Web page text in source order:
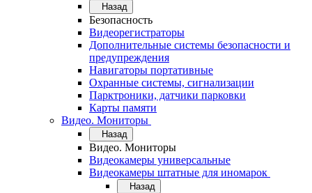
Назад
Безопасность
Видеорегистраторы
Дополнительные системы безопасности и
предупреждения
Навигаторы портативные
Охранные системы, сигнализации
Парктроники, датчики парковки
Карты памяти
Видео. Мониторы
Назад
Видео. Мониторы
Видеокамеры универсальные
Видеокамеры штатные для иномарок
Назад